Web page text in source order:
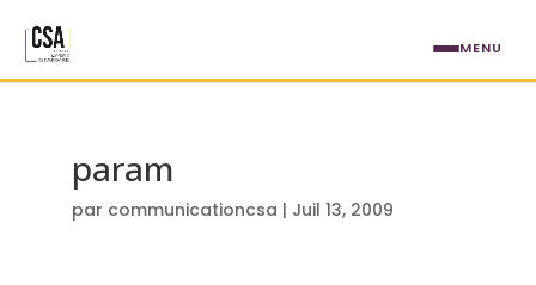
param
par communicationcsa | Juil 13, 2009
MENU